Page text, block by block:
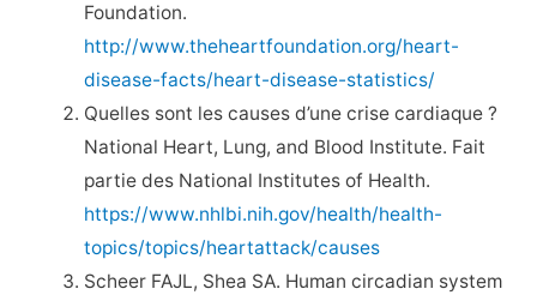
Foundation.
http://www.theheartfoundation.org/heart-
disease-facts/heart-disease-statistics/
Quelles sont les causes d’une crise cardiaque ?
National Heart, Lung, and Blood Institute. Fait
partie des National Institutes of Health.
https://www.nhlbi.nih.gov/health/health-
topics/topics/heartattack/causes
Scheer FAJL, Shea SA. Human circadian system